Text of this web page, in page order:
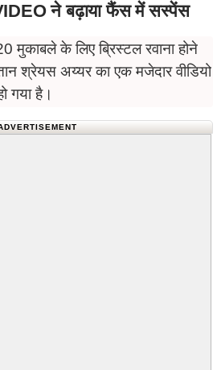
ने बढ़ाया फैंस में सस्पेंस
मुकाबले के लिए ब्रिस्टल रवाना होने
श्रेयस अय्यर का एक मजेदार वीडियो
गया है।